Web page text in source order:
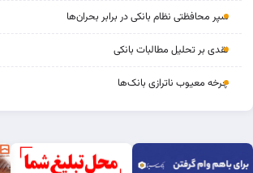
سپر محافظتی نظام بانکی در برابر بحران‌ها
نقدی بر تحلیل مطالبات بانکی
چرخه‌ معیوب ناترازی بانک‌ها